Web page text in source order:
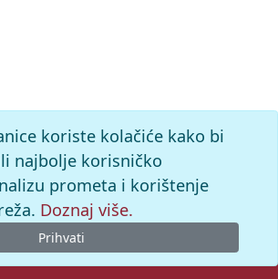
koriste kolačiće kako bi
najbolje korisničko
prometa i korištenje
Doznaj više.
Prihvati
zavodMiroslav Krleža